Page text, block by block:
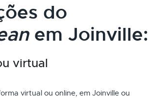
do
em Joinville:
virtual
virtual ou online, em Joinville ou